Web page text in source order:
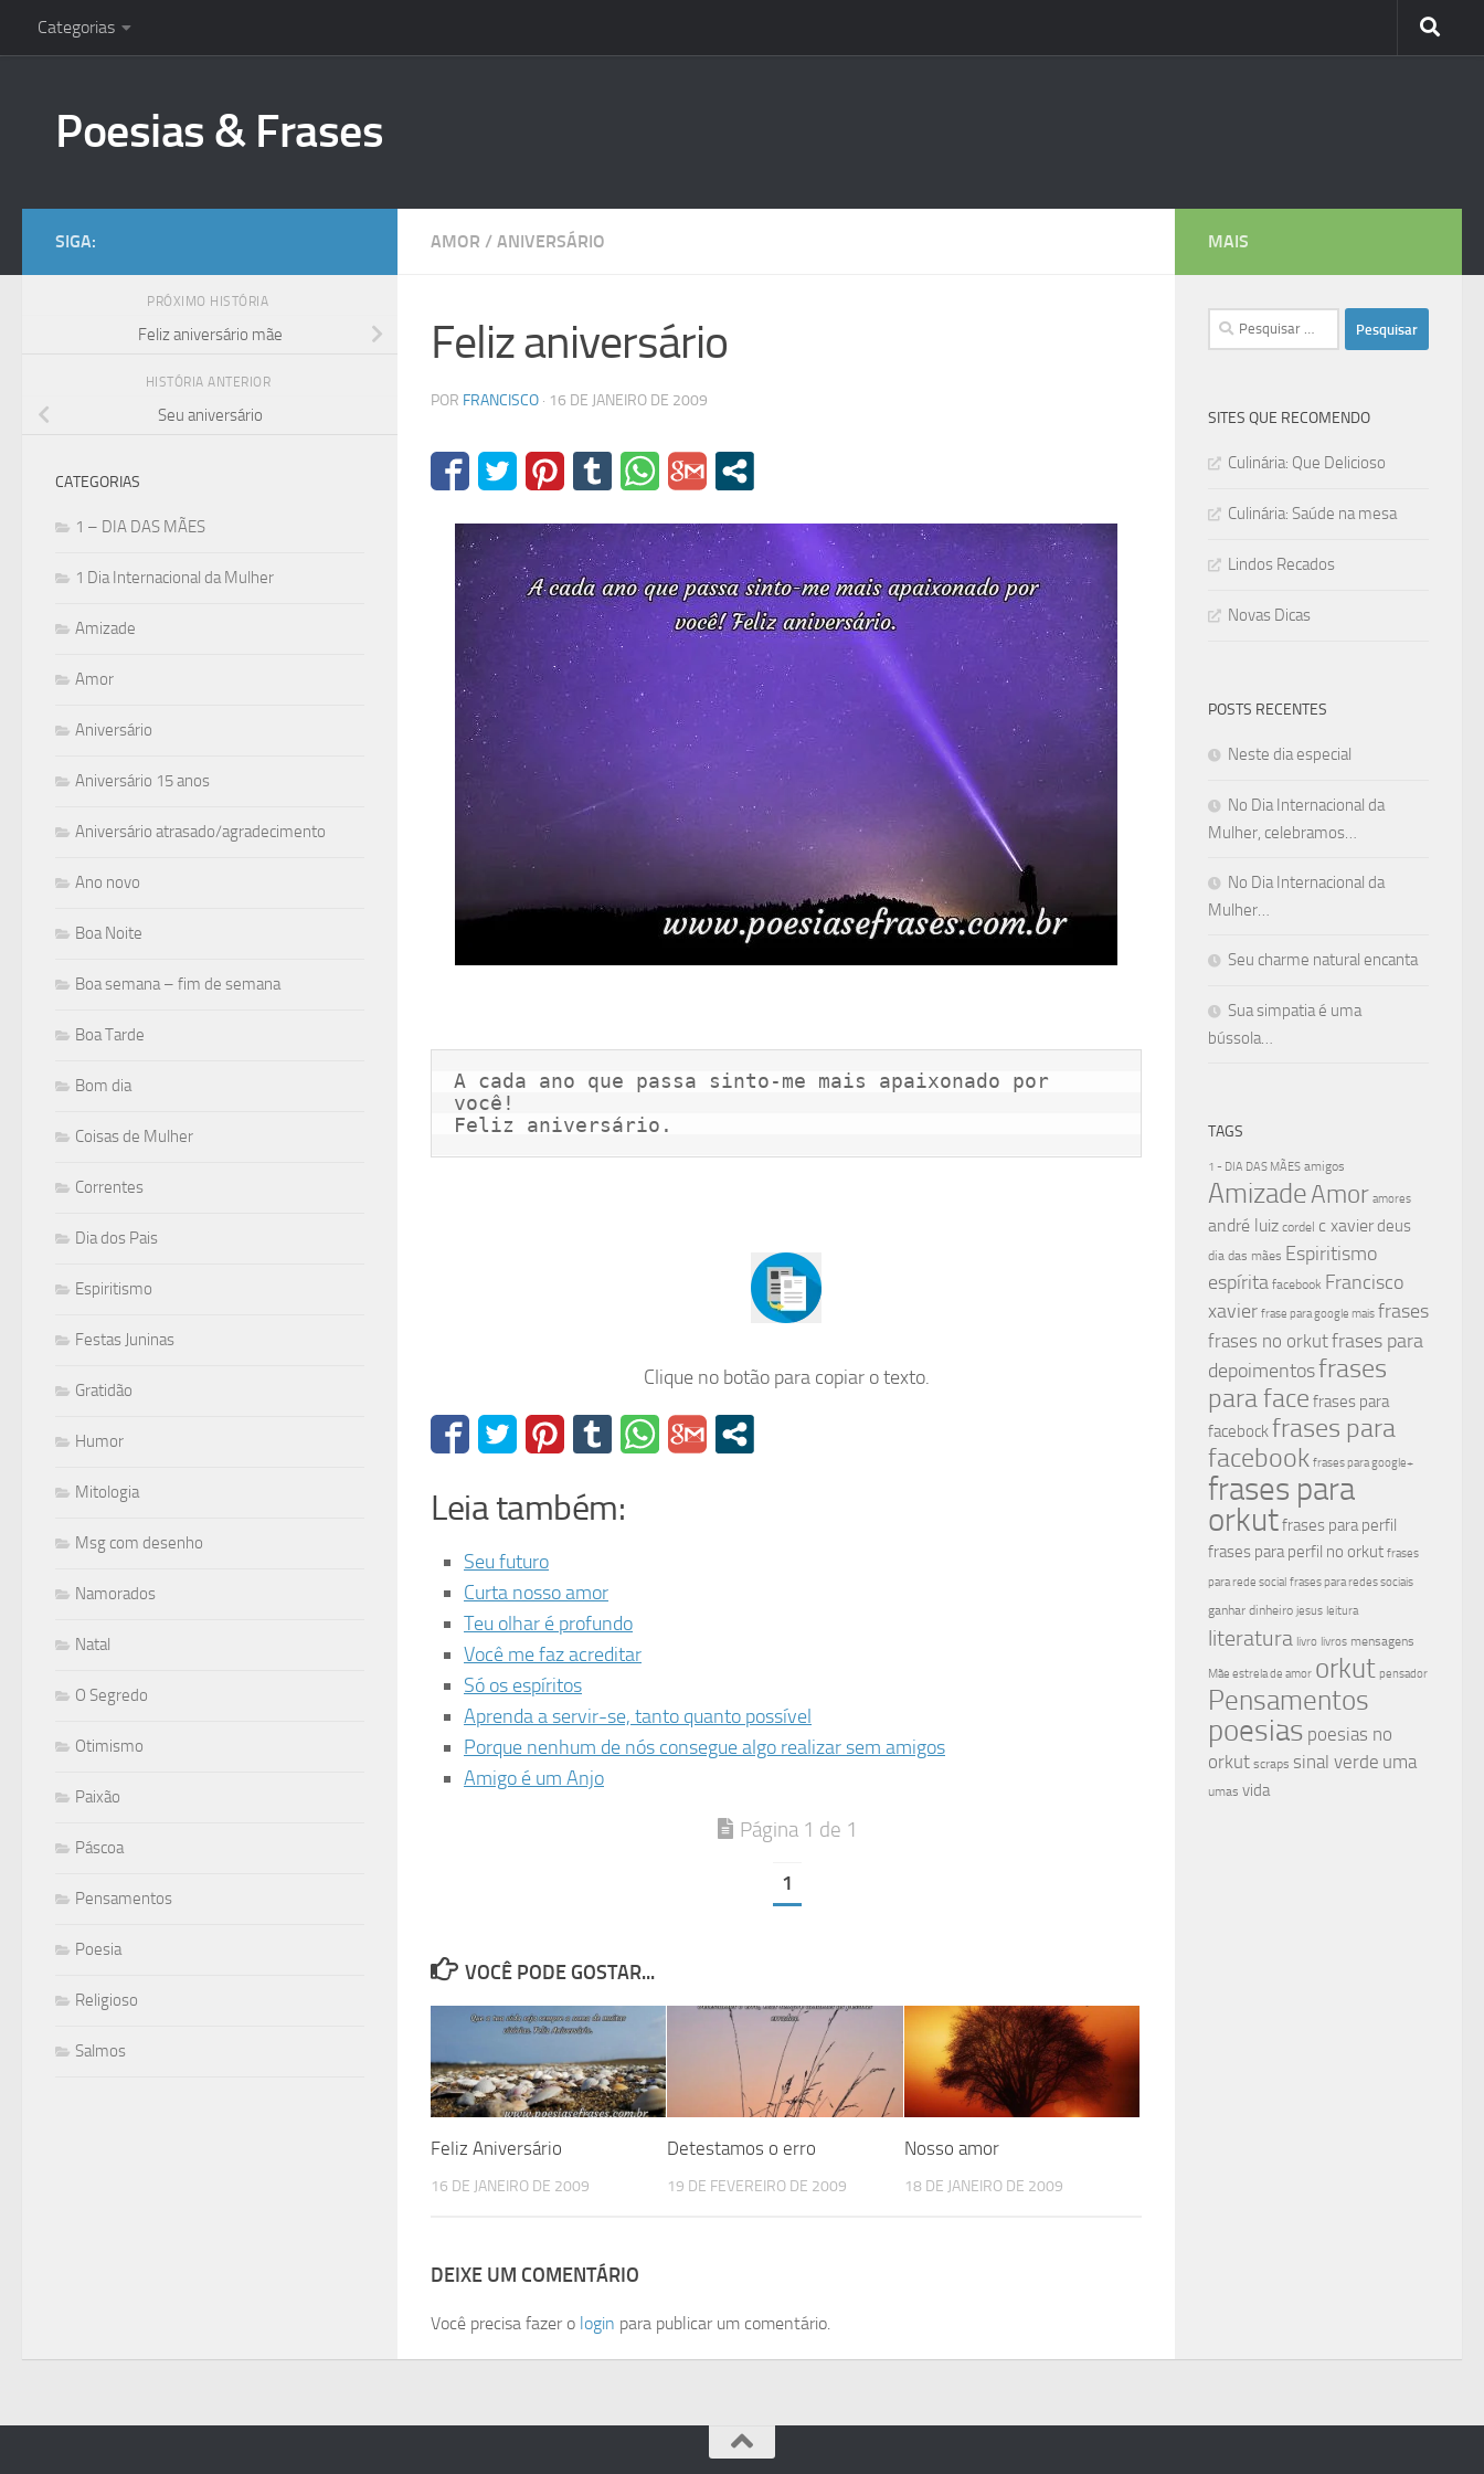
Skip to content
Categorias
Poesias & Frases
AMOR / ANIVERSÁRIO
Feliz aniversário
POR FRANCISCO · 16 DE JANEIRO DE 2009
A cada ano que passa sinto-me mais apaixonado por
você!
Feliz aniversário.
Clique no botão para copiar o texto.
Leia também:
Seu futuro
Curta nosso amor
Teu olhar é profundo
Você me faz acreditar
Só os espíritos
Aprenda a servir-se, tanto quanto possível
Porque nenhum de nós consegue algo realizar sem amigos
Amigo é um Anjo
Página 1 de 1
1
VOCÊ PODE GOSTAR...
Feliz Aniversário
16 DE JANEIRO DE 2009
Detestamos o erro
19 DE FEVEREIRO DE 2009
Nosso amor
18 DE JANEIRO DE 2009
DEIXE UM COMENTÁRIO
Você precisa fazer o login para publicar um comentário.
SIGA:
PRÓXIMO HISTÓRIA
Feliz aniversário mãe
HISTÓRIA ANTERIOR
Seu aniversário
CATEGORIAS
1 – DIA DAS MÃES
1 Dia Internacional da Mulher
Amizade
Amor
Aniversário
Aniversário 15 anos
Aniversário atrasado/agradecimento
Ano novo
Boa Noite
Boa semana – fim de semana
Boa Tarde
Bom dia
Coisas de Mulher
Correntes
Dia dos Pais
Espiritismo
Festas Juninas
Gratidão
Humor
Mitologia
Msg com desenho
Namorados
Natal
O Segredo
Otimismo
Paixão
Páscoa
Pensamentos
Poesia
Religioso
Salmos
MAIS
Pesquisar
por:
SITES QUE RECOMENDO
Culinária: Que Delicioso
Culinária: Saúde na mesa
Lindos Recados
Novas Dicas
POSTS RECENTES
Neste dia especial
No Dia Internacional da
Mulher, celebramos…
No Dia Internacional da
Mulher…
Seu charme natural encanta
Sua simpatia é uma
bússola…
TAGS
1 - DIA DAS MÃES amigos
AmizadeAmor amores
andré luiz cordel c xavier deus
dia das mães Espiritismo
espírita facebook Francisco
xavier frase para google mais frases
frases no orkutfrases para
depoimentosfrases
para face frases para
facebockfrases para
facebook frases para google+
frases para
orkutfrases para perfil
frases para perfil no orkut frases
para rede social frases para redes sociais
ganhar dinheiro jesus leitura
literatura livro livros mensagens
Mãe estrela de amor orkut pensador
Pensamentos
poesias poesias no
orkut scraps sinal verde uma
umas vida